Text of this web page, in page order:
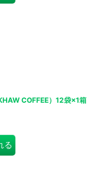
COFFEE）12袋×1箱
る